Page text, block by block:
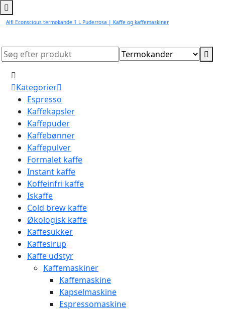
Alfi Econscious termokande 1 L Puderrosa | Kaffe og kaffemaskiner
Kategorier
Espresso
Kaffekapsler
Kaffepuder
Kaffebønner
Kaffepulver
Formalet kaffe
Instant kaffe
Koffeinfri kaffe
Iskaffe
Cold brew kaffe
Økologisk kaffe
Kaffesukker
Kaffesirup
Kaffe udstyr
Kaffemaskiner
Kaffemaskine
Kapselmaskine
Espressomaskine